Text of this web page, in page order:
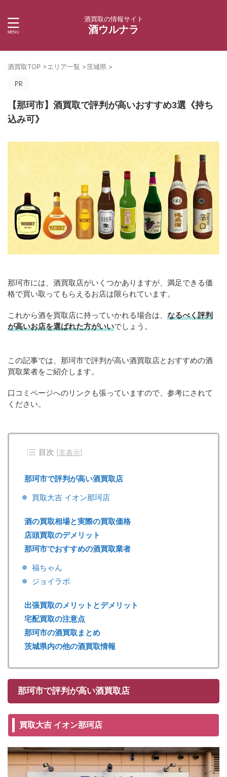
酒買取の情報サイト
酒ウルナラ
酒買取TOP >エリア一覧 >茨城県 >
【那珂市】酒買取で評判が高いおすすめ3選《持ち
込み可》
那珂市には、酒買取店がいくつかありますが、満足できる価
格で買い取ってもらえるお店は限られています。
これから酒を買取店に持っていかれる場合は、 なるべく評判
が高いお店を選ばれた方がいいでしょう。
この記事では、那珂市で評判が高い酒買取店とおすすめの酒
買取業者をご紹介します。
口コミページへのリンクも張っていますので、参考にされて
ください。
目次 [非表示]
那珂市で評判が高い酒買取店
買取大吉 イオン那珂店
酒の買取相場と実際の買取価格
店頭買取のデメリット
那珂市でおすすめの酒買取業者
福ちゃん
ジョイラボ
出張買取のメリットとデメリット
宅配買取の注意点
那珂市の酒買取まとめ
茨城県内の他の酒買取情報
那珂市で評判が高い酒買取店
買取大吉 イオン那珂店